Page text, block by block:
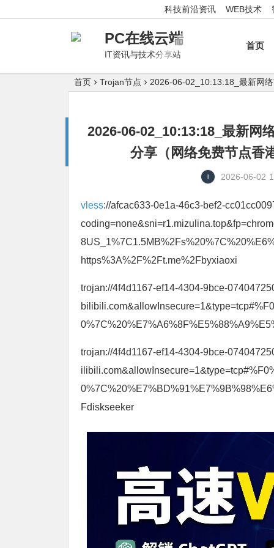
科技前沿资讯 WEB技术
PC在线云端
IT资讯与技术分享站
首页
首页 Trojan节点 2026-06-02_10:13:18_最新网
2026-06-02_10:13:18_最新
分享（网络免费节点香
2026-06-02
vless://afcac633-0e1a-46c3-bef2-
https%3A%2F%2Ft.me%2Fbyxiaoxi
trojan://4f4d1167-ef14-4304-9bce-
trojan://4f4d1167-ef14-4304-9bce-
Fdiskseeker